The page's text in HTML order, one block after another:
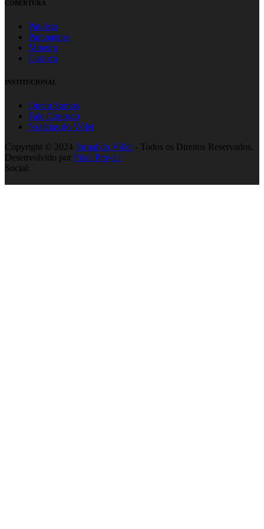
COBERTURA
Paulista
Paranaense
Mineiro
Carioca
INSTITUCIONAL
Quem Somos
Fale Conosco
Notícias do Vôlei
Copyright © 2024 Jornal do Vôlei - Todos os Direitos Reservados.
Desenvolvido por Pixel Project
Social: